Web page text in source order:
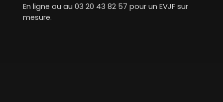
En ligne ou au 03 20 43 82 57 pour un EVJF sur
mesure.